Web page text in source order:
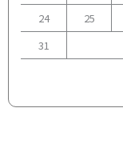
24
25
31